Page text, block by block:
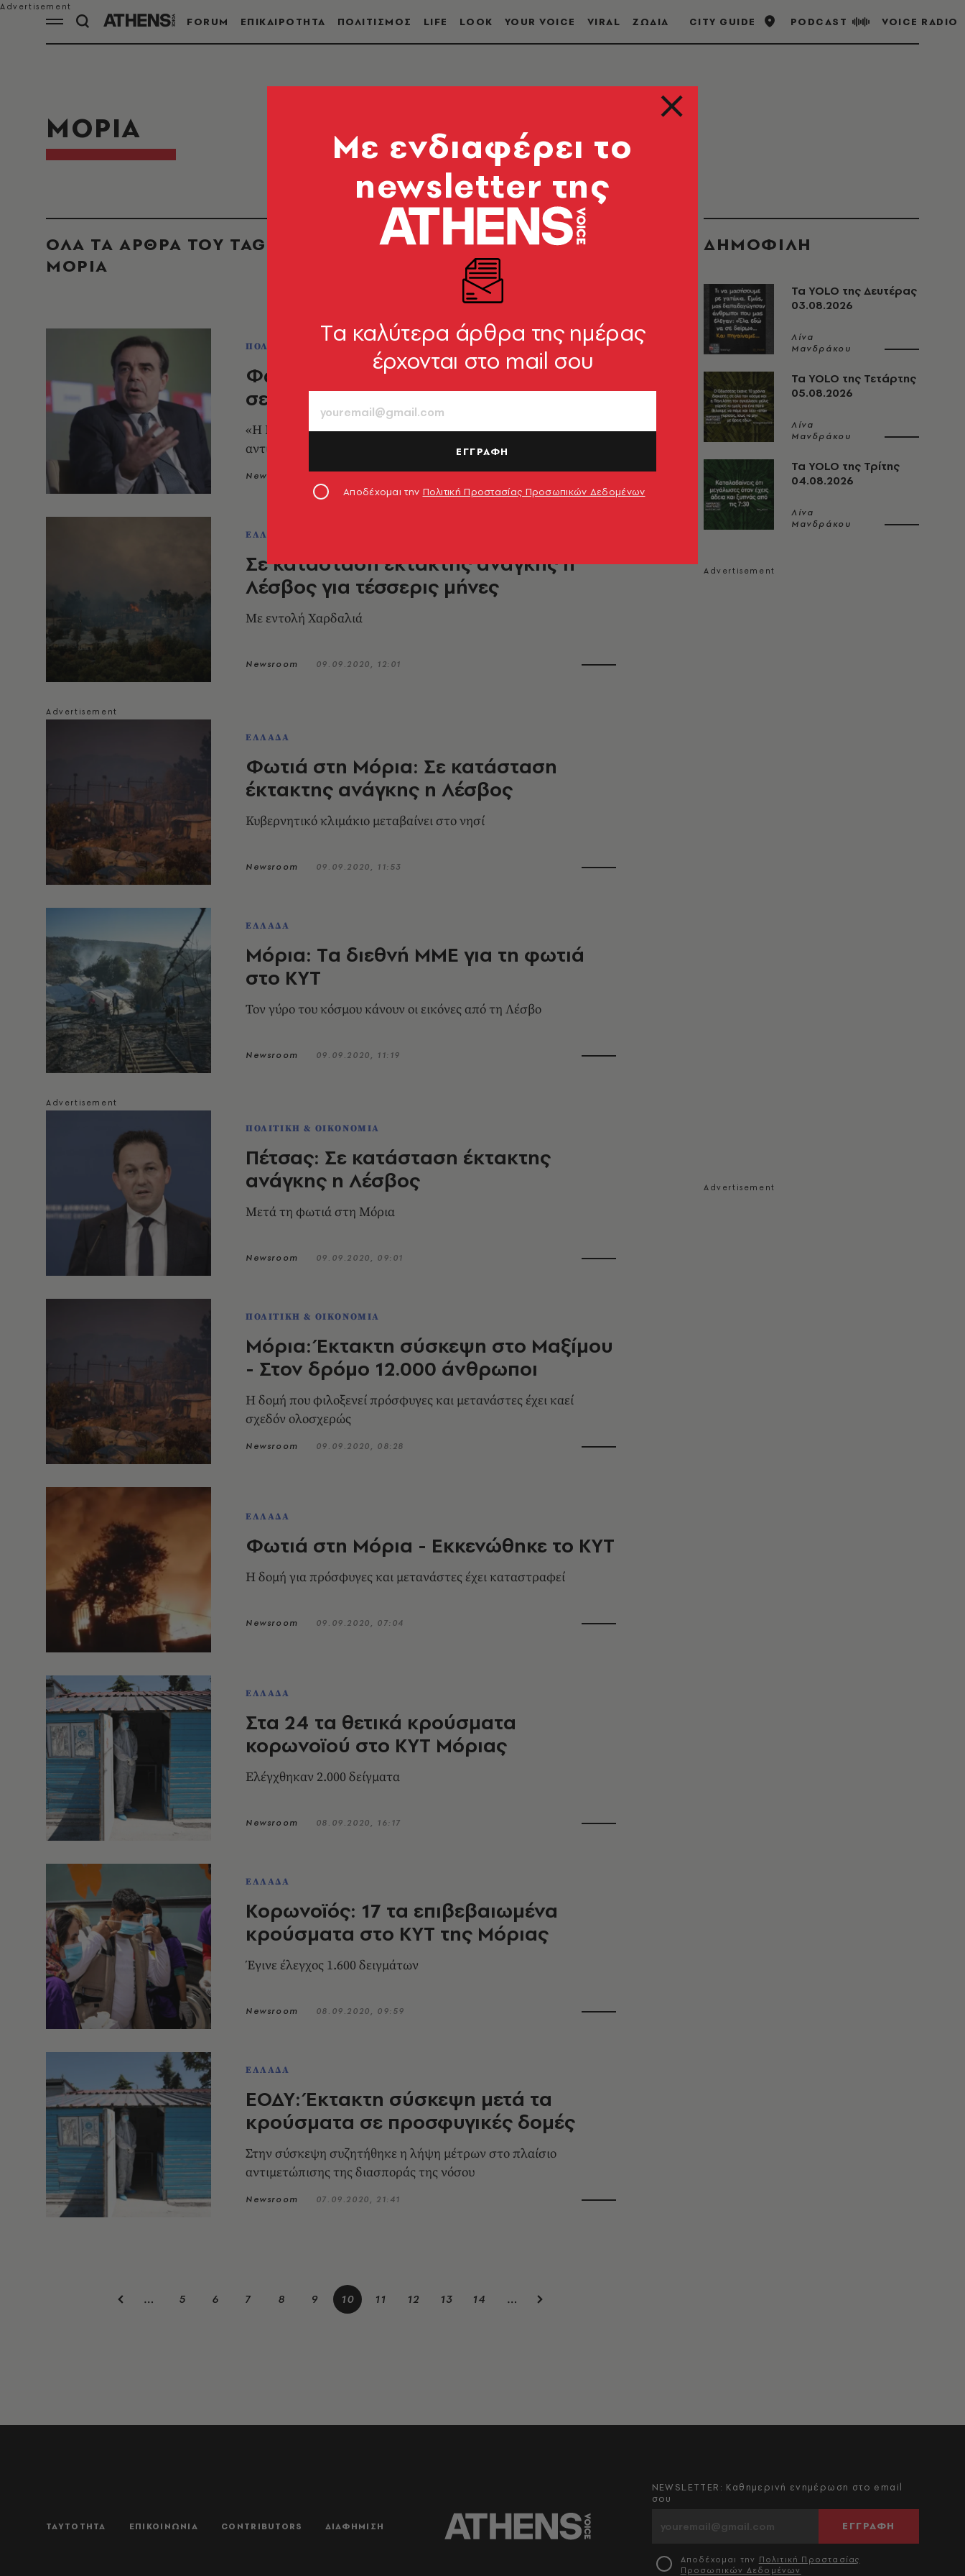
FORUM ΕΠΙΚΑΙΡΟΤΗΤΑ ΠΟΛΙΤΙΣΜΟΣ LIFE LOOK YOUR VOICE VIRAL ΖΩΔΙΑ CITY GUIDE PODCAST VOICE RADIO
ΜΟΡΙΑ
ΟΛΑ ΤΑ ΑΡΘΡΑ ΤΟΥ TAG
ΜΟΡΙΑ
ΠΟΛΙΤΙΚΗ & ΟΙΚΟΝΟΜΙΑ
Φωτιά στη Μόρια: Τηλεφώνημα Σχοινά
σε Μητσοτάκη
«Η Κομισιόν έτοιμη να βοηθήσει την Ελλάδα», τόνισε ο
αντιπρόεδρος της Ευρωπαϊκής Επιτροπής
Newsroom
ΕΛΛΑΔΑ
Σε κατάσταση έκτακτης ανάγκης η
Λέσβος για τέσσερις μήνες
Με εντολή Χαρδαλιά
Newsroom 09.09.2020, 12:01
ΕΛΛΑΔΑ
Φωτιά στη Μόρια: Σε κατάσταση
έκτακτης ανάγκης η Λέσβος
Κυβερνητικό κλιμάκιο μεταβαίνει στο νησί
Newsroom 09.09.2020, 11:53
ΕΛΛΑΔΑ
Μόρια: Tα διεθνή ΜΜΕ για τη φωτιά
στο ΚΥΤ
Τον γύρο του κόσμου κάνουν οι εικόνες από τη Λέσβο
Newsroom 09.09.2020, 11:19
ΠΟΛΙΤΙΚΗ & ΟΙΚΟΝΟΜΙΑ
Πέτσας: Σε κατάσταση έκτακτης
ανάγκης η Λέσβος
Μετά τη φωτιά στη Μόρια
Newsroom 09.09.2020, 09:01
ΠΟΛΙΤΙΚΗ & ΟΙΚΟΝΟΜΙΑ
Μόρια: Έκτακτη σύσκεψη στο Μαξίμου
- Στον δρόμο 12.000 άνθρωποι
Η δομή που φιλοξενεί πρόσφυγες και μετανάστες έχει καεί
σχεδόν ολοσχερώς
Newsroom 09.09.2020, 08:28
ΕΛΛΑΔΑ
Φωτιά στη Μόρια - Εκκενώθηκε το ΚΥΤ
Η δομή για πρόσφυγες και μετανάστες έχει καταστραφεί
Newsroom 09.09.2020, 07:04
ΕΛΛΑΔΑ
Στα 24 τα θετικά κρούσματα
κορωνοϊού στο ΚΥΤ Μόριας
Ελέγχθηκαν 2.000 δείγματα
Newsroom 08.09.2020, 16:17
ΕΛΛΑΔΑ
Κορωνοϊός: 17 τα επιβεβαιωμένα
κρούσματα στο ΚΥΤ της Μόριας
Έγινε έλεγχος 1.600 δειγμάτων
Newsroom 08.09.2020, 09:59
ΕΛΛΑΔΑ
ΕΟΔΥ: Έκτακτη σύσκεψη μετά τα
κρούσματα σε προσφυγικές δομές
Στην σύσκεψη συζητήθηκε η λήψη μέτρων στο πλαίσιο
αντιμετώπισης της διασποράς της νόσου
Newsroom 07.09.2020, 21:41
… 5 6 7 8 9 10 11 12 13 14 …
ΔΗΜΟΦΙΛΗ
Τα YOLO της Δευτέρας
03.08.2026
Λίνα
Μανδράκου
Τα YOLO της Τετάρτης
05.08.2026
Λίνα
Μανδράκου
Τα YOLO της Τρίτης
04.08.2026
Λίνα
Μανδράκου
ΤΑΥΤΟΤΗΤΑ ΕΠΙΚΟΙΝΩΝΙΑ CONTRIBUTORS ΔΙΑΦΗΜΙΣΗ
NEWSLETTER: Καθημερινή ενημέρωση στο email
σου
ΕΓΓΡΑΦΗ
Αποδέχομαι την Πολιτική Προστασίας
Προσωπικών Δεδομένων
Mε ενδιαφέρει το
newsletter της
Tα καλύτερα άρθρα της ημέρας
έρχονται στο mail σου
ΕΓΓΡΑΦΗ
Αποδέχομαι την Πολιτική Προστασίας Προσωπικών Δεδομένων